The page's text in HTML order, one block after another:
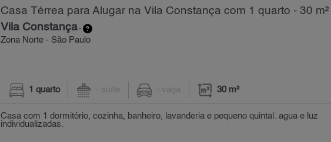
Casa Térrea para Alugar na Vila Constança com 1 quarto - 30 m²
Vila Constança-
Zona Norte - São Paulo
1 quarto - suíte - vaga 30 m²
Casa com 1 dormitório, cozinha, banheiro, lavanderia e pequeno quintal. agua e luz
individualizadas.